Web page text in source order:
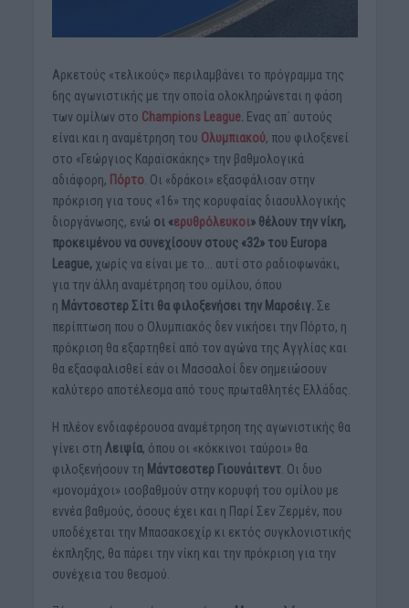
Αρκετούς «τελικούς» περιλαμβάνει το πρόγραμμα της
6ης αγωνιστικής με την οποία ολοκληρώνεται η φάση
των ομίλων στο Champions League. Ενας απ΄ αυτούς
είναι και η αναμέτρηση του Ολυμπιακού, που φιλοξενεί
στο «Γεώργιος Καραϊσκάκης» την βαθμολογικά
αδιάφορη, Πόρτο. Οι «δράκοι» εξασφάλισαν στην
πρόκριση για τους «16» της κορυφαίας διασυλλογικής
διοργάνωσης, ενώ οι «ερυθρόλευκοι» θέλουν την νίκη,
προκειμένου να συνεχίσουν στους «32» του Europa
League, χωρίς να είναι με το… αυτί στο ραδιοφωνάκι,
για την άλλη αναμέτρηση του ομίλου, όπου
η Μάντσεστερ Σίτι θα φιλοξενήσει την Μαρσέιγ. Σε
περίπτωση που ο Ολυμπιακός δεν νικήσει την Πόρτο, η
πρόκριση θα εξαρτηθεί από τον αγώνα της Αγγλίας και
θα εξασφαλισθεί εάν οι Μασσαλοί δεν σημειώσουν
καλύτερο αποτέλεσμα από τους πρωταθλητές Ελλάδας.
Η πλέον ενδιαφέρουσα αναμέτρηση της αγωνιστικής θα
γίνει στη Λειψία, όπου οι «κόκκινοι ταύροι» θα
φιλοξενήσουν τη Μάντσεστερ Γιουνάιτεντ. Οι δυο
«μονομάχοι» ισοβαθμούν στην κορυφή του ομίλου με
εννέα βαθμούς, όσους έχει και η Παρί Σεν Ζερμέν, που
υποδέχεται την Μπασακσεχίρ κι εκτός συγκλονιστικής
έκπληξης, θα πάρει την νίκη και την πρόκριση για την
συνέχεια του θεσμού.